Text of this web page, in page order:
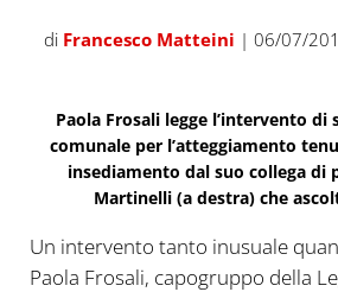
di Francesco Matteini | 06/07/
Paola Frosali legge l’intervento di
comunale per l’atteggiamento
insediamento dal suo collega di
Martinelli (a destra) che
Un intervento tanto inusuale
Paola Frosali, capogruppo della